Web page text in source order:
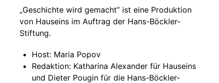
„Geschichte wird gemacht” ist eine Produktion
von Hauseins im Auftrag der Hans-Böckler-
Stiftung.
Host: Maria Popov
Redaktion: Katharina Alexander für Hauseins
und Dieter Pougin für die Hans-Böckler-